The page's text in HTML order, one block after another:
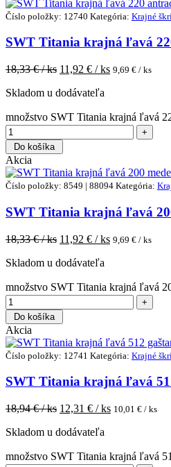
Číslo položky: 12740 Kategória: Krajné
SWT Titania krajná ľavá
18,33€ / ks 11,92 € / ks 9,69 € / ks
Skladom u dodávateľa
množstvo SWT Titania krajná ľavá
Do košíka
Akcia
Číslo položky: 8549 | 88094 Kategória:
SWT Titania krajná ľavá
18,33€ / ks 11,92 € / ks 9,69 € / ks
Skladom u dodávateľa
množstvo SWT Titania krajná ľavá
Do košíka
Akcia
Číslo položky: 12741 Kategória: Krajné
SWT Titania krajná ľavá
18,94€ / ks 12,31 € / ks 10,01 € / ks
Skladom u dodávateľa
množstvo SWT Titania krajná ľavá